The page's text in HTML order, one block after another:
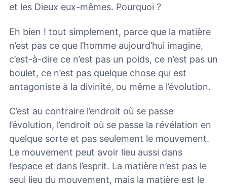
et les Dieux eux-mêmes. Pourquoi ?
Eh bien ! tout simplement, parce que la matière
n’est pas ce que l’homme aujourd’hui imagine,
c’est-à-dire ce n’est pas un poids, ce n’est pas un
boulet, ce n’est pas quelque chose qui est
antagoniste à la divinité, ou même a l’évolution.
C’est au contraire l’endroit où se passe
l’évolution, l’endroit où se passe la révélation en
quelque sorte et pas seulement le mouvement.
Le mouvement peut avoir lieu aussi dans
l’espace et dans l’esprit. La matière n’est pas le
seul lieu du mouvement, mais la matière est le